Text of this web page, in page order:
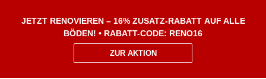
JETZT RENOVIEREN – 16% ZUSATZ-RABATT AUF ALLE
BÖDEN! • RABATT-CODE: RENO16
ZUR AKTION